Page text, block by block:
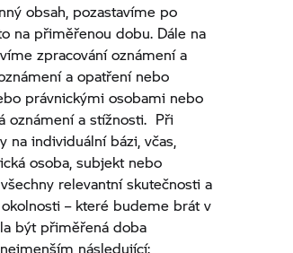
obsah, pozastavíme po
na přiměřenou dobu. Dále na
zpracování oznámení a
a opatření nebo
právnickými osobami nebo
oznámení a stížnosti. Při
na individuální bázi, včas,
osoba, subjekt nebo
relevantní skutečnosti a
– které budeme brát v
být přiměřená doba
následující: